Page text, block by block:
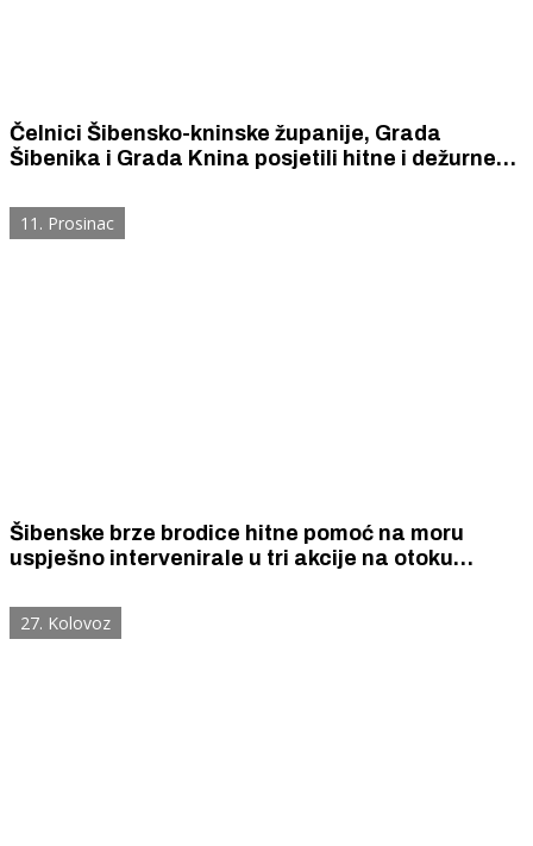
Čelnici Šibensko-kninske županije, Grada
Šibenika i Grada Knina posjetili hitne i dežurne
11. Prosinac
Šibenske brze brodice hitne pomoć na moru
uspješno intervenirale u tri akcije na otoku
bilo dvoje djece.
27. Kolovoz